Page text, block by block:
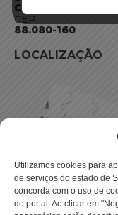
Utilizamos cookies para
de serviços do estado de
concorda com o uso de
do portal. Ao clicar em
Coqueiros,
CEP:
88.080-160
LOCALIZAÇÃO